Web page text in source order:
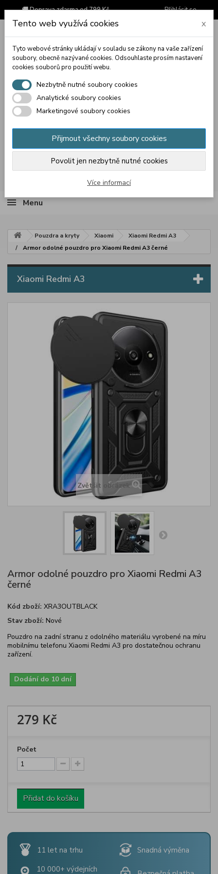
🚚 Doprava zdarma od 799 Kč Přihlásit se
Košík (prázdný)
Menu
Pouzdra a kryty Xiaomi
Xiaomi Redmi A3
Armor odolné pouzdro pro Xiaomi Redmi A3 černé
Xiaomi Redmi A3
Zvětšit obrázek
Armor odolné pouzdro pro Xiaomi Redmi A3
černé
Kód zboží: XRA3OUTBLACK
Stav zboží: Nové
Pouzdro na zadní stranu z odolného materiálu vyrobené na míru
mobilnímu telefonu Xiaomi Redmi A3 pro dostatečnou ochranu
zařízení.
Dodání do 10 dní
279 Kč
Počet
Přidat do košíku
11 let na trhu
Snadná výměna
10 000+ výdejních
Tento web využívá cookies x
Tyto webové stránky ukládají v souladu se zákony na vaše zařízení
soubory, obecně nazývané cookies. Odsouhlaste prosím nastavení
cookies souborů pro použití webu.
Nezbytně nutné soubory cookies
Analytické soubory cookies
Marketingové soubory cookies
Přijmout všechny soubory cookies
Povolit jen nezbytně nutné cookies
Více informací